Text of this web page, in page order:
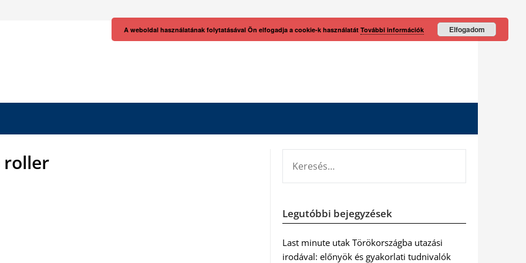
roller
Legutóbbi bejegyzések
Last minute utak Törökországba utazási
irodával: előnyök és gyakorlati tudnivalók
A weboldal használatának folytatásával Ön elfogadja a cookie-k használatát További információk Elfogadom